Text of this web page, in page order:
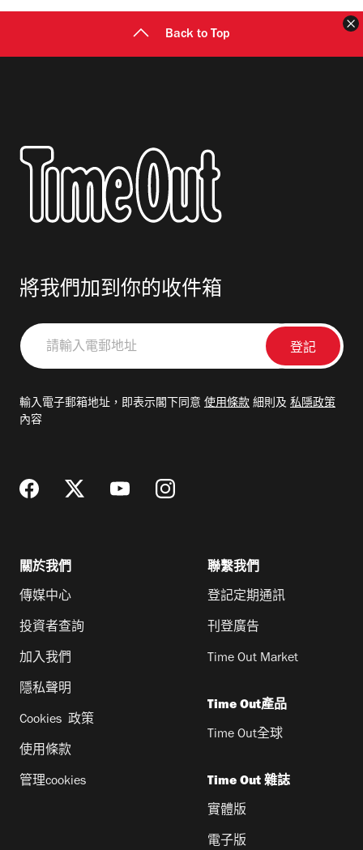
Back to Top
將我們加到你的收件箱
請
輸
郵
輸入電子郵箱地址，即表示閣下同意 使用條款 細則及 私隱政策
內容
關於我們
傳媒中心
投資者查詢
加入我們
隱私聲明
Cookies 政策
使用條款
管理cookies
聯繫我們
登記定期通訊
刊登廣告
Time Out Market
Time Out產品
Time Out全球
Time Out 雜誌
實體版
電子版